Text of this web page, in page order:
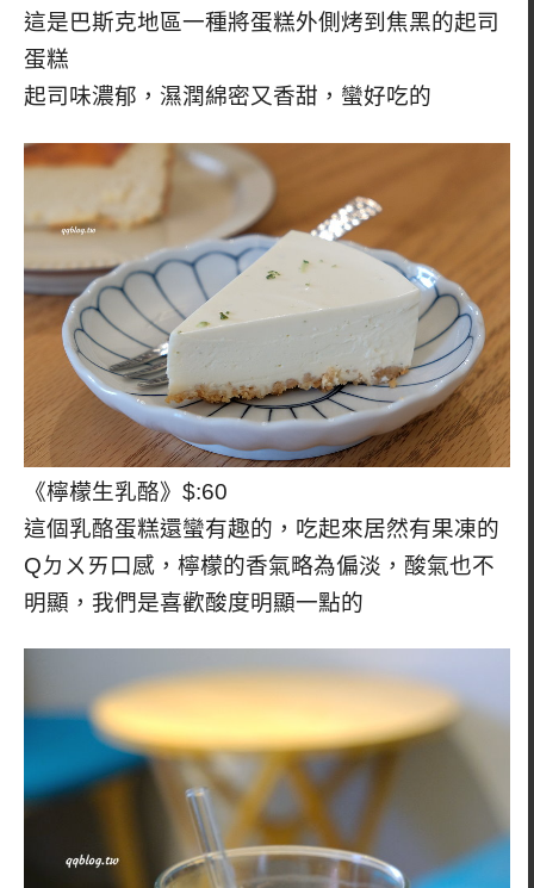
這是巴斯克地區一種將蛋糕外側烤到焦黑的起司
蛋糕
起司味濃郁，濕潤綿密又香甜，蠻好吃的
《檸檬生乳酪》$:60
這個乳酪蛋糕還蠻有趣的，吃起來居然有果凍的
Qㄉㄨㄞ口感，檸檬的香氣略為偏淡，酸氣也不
明顯，我們是喜歡酸度明顯一點的